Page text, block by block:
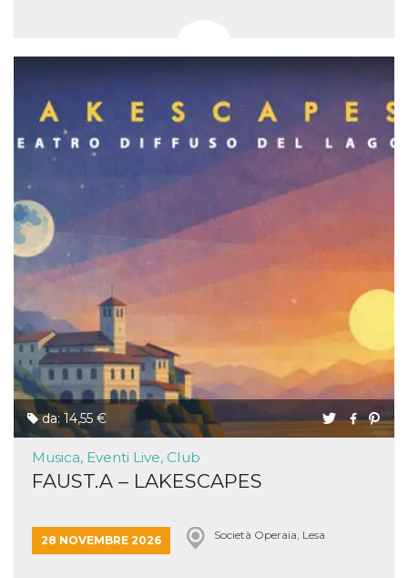
da: 14,55 €
Musica, Eventi Live, Club
FAUST.A – LAKESCAPES
28 NOVEMBRE 2026 Società Operaia, Lesa